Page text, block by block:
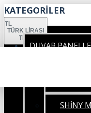
KATEGORİLER
TL
TÜRK LIRASI
TRY
DUVAR
SHİNY